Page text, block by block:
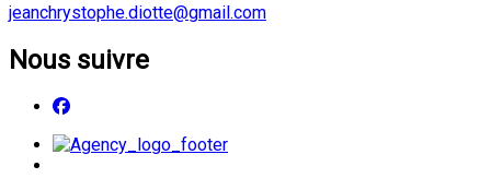
jeanchrystophe.diotte@gmail.com
Nous suivre